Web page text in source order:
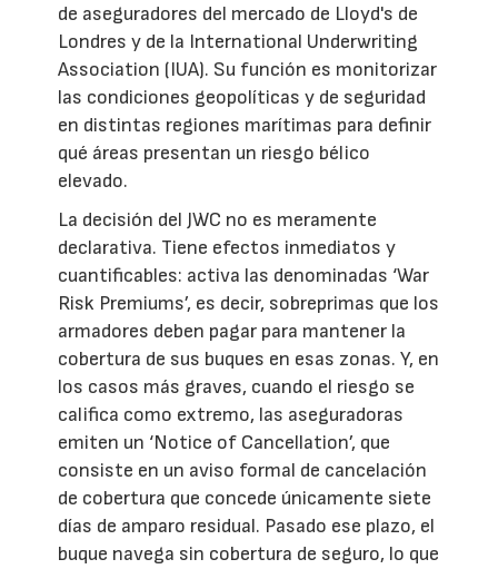
de aseguradores del mercado de Lloyd's de
Londres y de la International Underwriting
Association (IUA). Su función es monitorizar
las condiciones geopolíticas y de seguridad
en distintas regiones marítimas para definir
qué áreas presentan un riesgo bélico
elevado.
La decisión del JWC no es meramente
declarativa. Tiene efectos inmediatos y
cuantificables: activa las denominadas ‘War
Risk Premiums’, es decir, sobreprimas que los
armadores deben pagar para mantener la
cobertura de sus buques en esas zonas. Y, en
los casos más graves, cuando el riesgo se
califica como extremo, las aseguradoras
emiten un ‘Notice of Cancellation’, que
consiste en un aviso formal de cancelación
de cobertura que concede únicamente siete
días de amparo residual. Pasado ese plazo, el
buque navega sin cobertura de seguro, lo que